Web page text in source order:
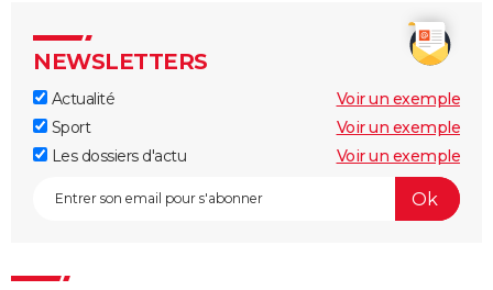
NEWSLETTERS
Actualité
Voir un exemple
Sport
Voir un exemple
Les dossiers d'actu
Voir un exemple